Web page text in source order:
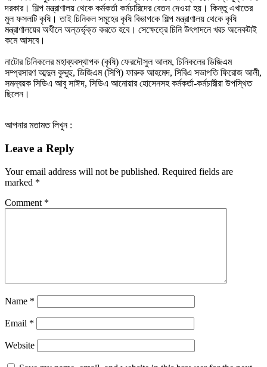
দরকার। শিল্প মন্ত্রাণালয় থেকে কর্মকর্তা কর্মচারিদের বেতন দেওয়া হয়। কিন্তু এখাতের
মুল ফসলটি কৃষি। তাই চিনিকল সমূহের কৃষি বিভাগকে শিল্প মন্ত্রাণালয় থেকে কৃষি
মন্ত্রাণালয়ের অধীনে অন্তর্ভৃক্ত করতে হবে। সেক্ষেত্রে চিনি উৎপাদনে খরচ অনেকটাই
কমে আসবে।
নাটোর চিনিকলের মহাব্যবস্থাপক (কৃষি) ফেরদৌসুল আলম, চিনিকলের ডিজিএম
সম্প্রসারণ আব্দুল কুদ্দুছ, ডিজিএম (সিপি) ফারুক আহমেদ, সিবিএ সভাপতি ফিরোজ আলী,
সমন্বয়ক সিডিএ আবু সাঈদ, সিডিএ আনোয়ার হোসেনসহ কর্মকর্তা-কর্মচারীরা উপস্থিত
ছিলেন।
আপনার মতামত লিখুন :
Leave a Reply
Your email address will not be published. Required fields are
marked *
Comment *
Name *
Email *
Website